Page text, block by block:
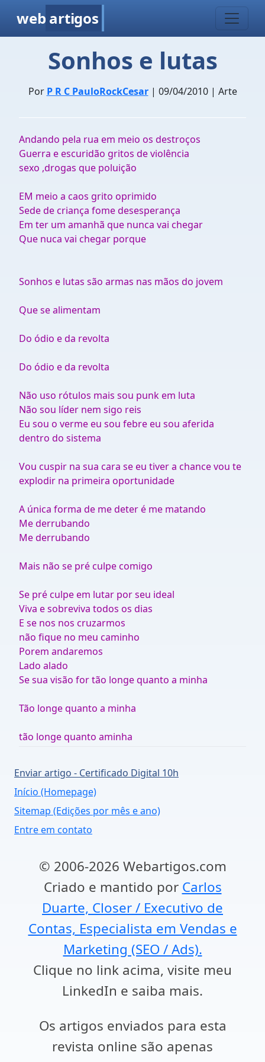
web artigos
Sonhos e lutas
Por P R C PauloRockCesar| 09/04/2010 | Arte
Andando pela rua em meio os destroços
Guerra e escuridão gritos de violência
sexo ,drogas que poluição
EM meio a caos grito oprimido
Sede de criança fome desesperança
Em ter um amanhã que nunca vai chegar
Que nuca vai chegar porque
Sonhos e lutas são armas nas mãos do jovem
Que se alimentam
Do ódio e da revolta
Do ódio e da revolta
Não uso rótulos mais sou punk em luta
Não sou líder nem sigo reis
Eu sou o verme eu sou febre eu sou aferida
dentro do sistema
Vou cuspir na sua cara se eu tiver a chance vou te
explodir na primeira oportunidade
A única forma de me deter é me matando
Me derrubando
Me derrubando
Mais não se pré culpe comigo
Se pré culpe em lutar por seu ideal
Viva e sobreviva todos os dias
E se nos nos cruzarmos
não fique no meu caminho
Porem andaremos
Lado alado
Se sua visão for tão longe quanto a minha
Tão longe quanto a minha
tão longe quanto aminha
Enviar artigo - Certificado Digital 10h
Início (Homepage)
Sitemap (Edições por mês e ano)
Entre em contato
© 2006-2026 Webartigos.com
Criado e mantido por Carlos
Duarte, Closer / Executivo de
Contas, Especialista em Vendas e
Marketing (SEO / Ads).
Clique no link acima, visite meu
LinkedIn e saiba mais.
Os artigos enviados para esta
revista online são apenas